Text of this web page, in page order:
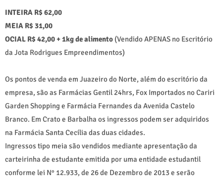
INTEIRA R$ 62,00
MEIA R$ 31,00
OCIAL R$ 42,00 + 1kg de alimento (Vendido APENAS no Escritório
da Jota Rodrigues Empreendimentos)
Os pontos de venda em Juazeiro do Norte, além do escritório da
empresa, são as Farmácias Gentil 24hrs, Fox Importados no Cariri
Garden Shopping e Farmácia Fernandes da Avenida Castelo
Branco. Em Crato e Barbalha os ingressos podem ser adquiridos
na Farmácia Santa Cecília das duas cidades.
Ingressos tipo meia são vendidos mediante apresentação da
carteirinha de estudante emitida por uma entidade estudantil
conforme lei N° 12.933, de 26 de Dezembro de 2013 e serão